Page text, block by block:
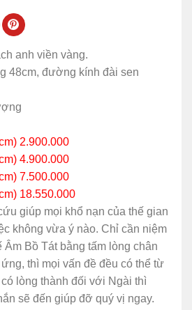
anh viền vàng.
48cm, đường kính đài sen
2.900.000
4.900.000
7.500.000
18.550.000
giúp mọi khổ nạn của thế gian
không vừa ý nào. Chỉ cần niệm
Âm Bồ Tát bằng tấm lòng chân
thì mọi vấn đề đều có thể từ
lòng thành đối với Ngài thì
sẽ đến giúp đỡ quý vị ngay.